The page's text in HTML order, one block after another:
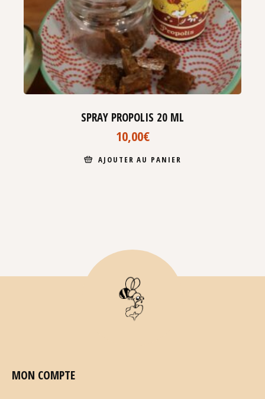
SPRAY PROPOLIS 20 ML
10,00€
AJOUTER AU PANIER
MON COMPTE